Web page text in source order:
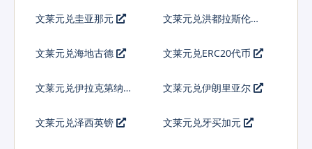
文莱元兑圭亚那元
文莱元兑洪都拉斯伦皮
文莱元兑海地古德 文莱元兑ERC20代币
文莱元兑伊拉克第纳尔 文莱元兑伊朗里亚尔
文莱元兑泽西英镑 文莱元兑牙买加元